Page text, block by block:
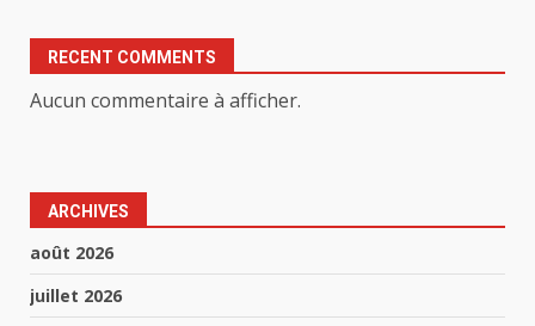
RECENT COMMENTS
Aucun commentaire à afficher.
ARCHIVES
août 2026
juillet 2026